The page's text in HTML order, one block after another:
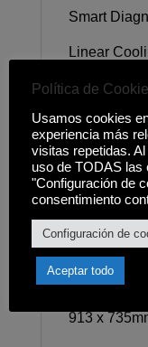
Smart
Linear
Multi-Air
LED, 3
Cajones
cristal
913 x
Política de
Usamos cookies
experiencia más
visitas repetidas.
uso de TODAS las
"Configuración de
consentimiento
Configuración de
Aceptar todo